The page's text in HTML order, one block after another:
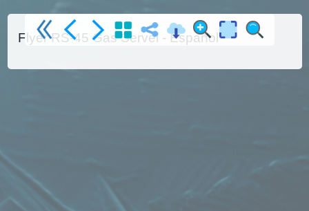
Flyer RS-45 Gas Servei - Español